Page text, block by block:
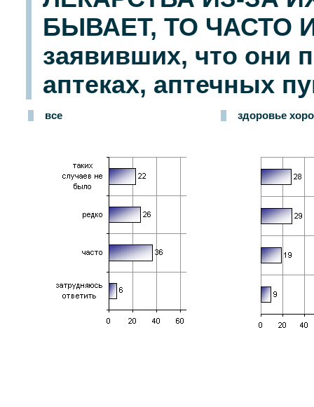
БЫВАЕТ, ТО ЧАСТО
заявивших, что они
аптеках, аптечных
все здоровье